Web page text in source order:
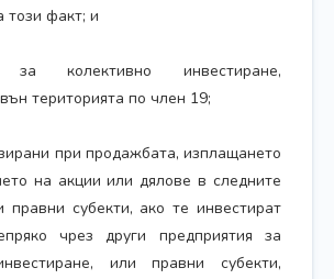
този факт; и
за колективно инвестиране,
територията по член 19;
при продажбата, изплащането
на акции или дялове в следните
правни субекти, ако те инвестират
чрез други предприятия за
или правни субекти,